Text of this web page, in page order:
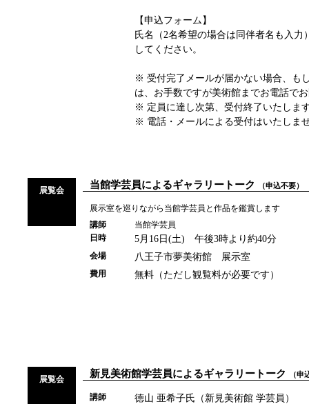
【申込フォーム】
氏名（2名希望の場合は同伴者名も入
してください。
※ 受付完了メールが届かない場合、も
は、お手数ですが美術館までお電話で
※ 定員に達し次第、受付終了いたしま
※ 電話・メールによる受付はいたしま
展覧会 当館学芸員によるギャラリートーク （申込不要）
展示室を巡りながら当館学芸員と作品を鑑賞します
講師
当館学芸員
日時
5月16日(土) 午後3時より約40分
会場 八王子市夢美術館 展示室
費用 無料（ただし観覧料が必要です）
展覧会 新見美術館学芸員によるギャラリートーク （申
講師 德山 亜希子氏（新見美術館 学芸員）